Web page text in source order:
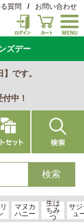
質問 / お問い合わせ
ズデー
です。
中！
マヌカ
ハニー
生は
ちみ
つ
サ
ュ